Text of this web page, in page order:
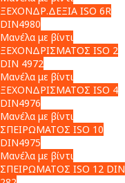
ΞΕΧΟΝΔΡ.ΔΕΞΙΑ ISO 6R
DIN4980
Μανέλα με βίντι
ΞΕΧΟΝΔΡΙΣΜΑΤΟΣ ISO 2
DIN 4972
Μανέλα με βίντι
ΞΕΧΟΝΔΡΙΣΜΑΤΟΣ ISO 4
DIN4976
Μανέλα με βίντι
ΣΠΕΙΡΩΜΑΤΟΣ ISO 10
DIN4975
Μανέλα με βίντι
ΣΠΕΙΡΩΜΑΤΟΣ ISO 12 DIN